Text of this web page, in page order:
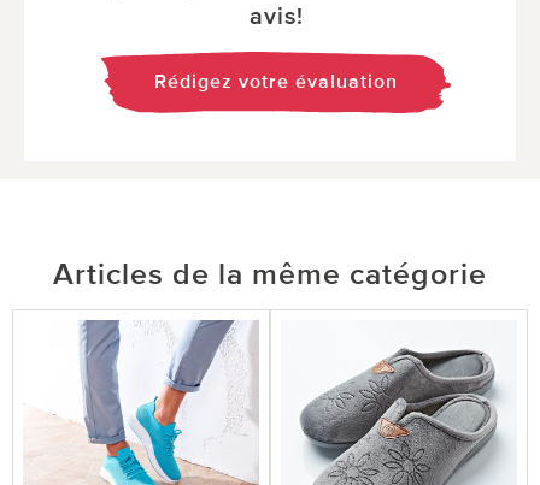
avis!
Rédigez votre évaluation
Articles de la même catégorie